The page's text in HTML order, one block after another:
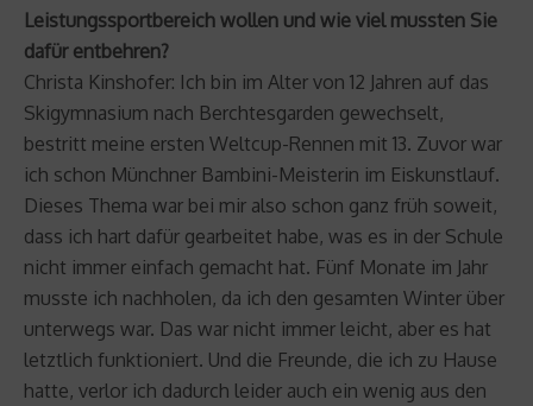
Leistungssportbereich wollen und wie viel mussten Sie
dafür entbehren?
Christa Kinshofer: Ich bin im Alter von 12 Jahren auf das
Skigymnasium nach Berchtesgarden gewechselt,
bestritt meine ersten Weltcup-Rennen mit 13. Zuvor war
ich schon Münchner Bambini-Meisterin im Eiskunstlauf.
Dieses Thema war bei mir also schon ganz früh soweit,
dass ich hart dafür gearbeitet habe, was es in der Schule
nicht immer einfach gemacht hat. Fünf Monate im Jahr
musste ich nachholen, da ich den gesamten Winter über
unterwegs war. Das war nicht immer leicht, aber es hat
letztlich funktioniert. Und die Freunde, die ich zu Hause
hatte, verlor ich dadurch leider auch ein wenig aus den